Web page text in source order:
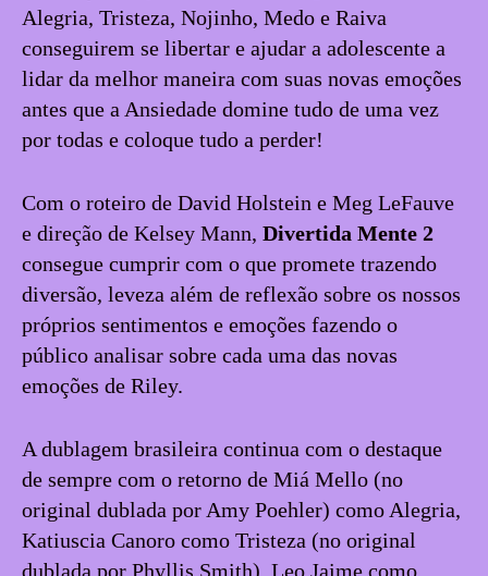
Alegria, Tristeza, Nojinho, Medo e Raiva
conseguirem se libertar e ajudar a adolescente a
lidar da melhor maneira com suas novas emoções
antes que a Ansiedade domine tudo de uma vez
por todas e coloque tudo a perder!
Com o roteiro de David Holstein e Meg LeFauve
e direção de Kelsey Mann, Divertida Mente 2
consegue cumprir com o que promete trazendo
diversão, leveza além de reflexão sobre os nossos
próprios sentimentos e emoções fazendo o
público analisar sobre cada uma das novas
emoções de Riley.
A dublagem brasileira continua com o destaque
de sempre com o retorno de Miá Mello (no
original dublada por Amy Poehler) como Alegria,
Katiuscia Canoro como Tristeza (no original
dublada por Phyllis Smith), Leo Jaime como